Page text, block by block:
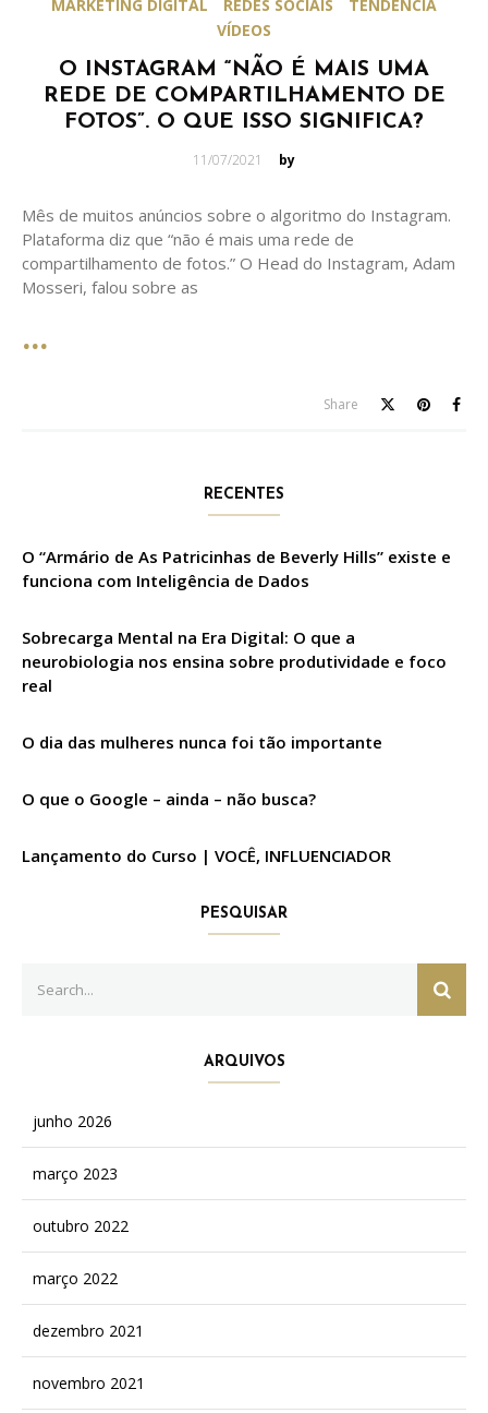
MARKETING DIGITAL REDES SOCIAIS
TENDÊNCIA
VÍDEOS
O INSTAGRAM “NÃO É MAIS UMA
REDE DE COMPARTILHAMENTO DE
FOTOS”. O QUE ISSO SIGNIFICA?
Posted
11/07/2021 by
Mês de muitos anúncios sobre o algoritmo do Instagram.
Plataforma diz que “não é mais uma rede de
compartilhamento de fotos.” O Head do Instagram, Adam
Mosseri, falou sobre as
Share
RECENTES
O “Armário de As Patricinhas de Beverly Hills” existe e
funciona com Inteligência de Dados
Sobrecarga Mental na Era Digital: O que a
neurobiologia nos ensina sobre produtividade e foco
real
O dia das mulheres nunca foi tão importante
O que o Google – ainda – não busca?
Lançamento do Curso | VOCÊ, INFLUENCIADOR
PESQUISAR
for:
ARQUIVOS
junho 2026
março 2023
outubro 2022
março 2022
dezembro 2021
novembro 2021